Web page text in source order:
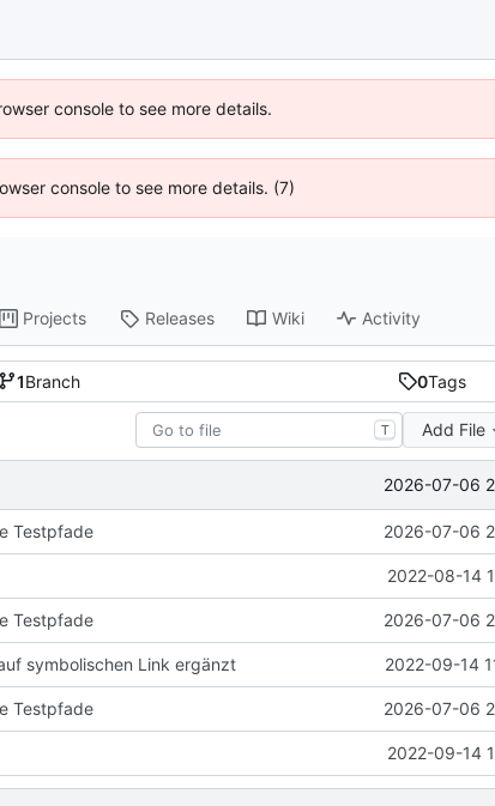
console to see more details.
console to see more details. (7)
Projects Releases Wiki Activity
1Branch 0Tags
T Add File
2026-07-06
Testpfade 2026-07-06
2022-08-14
Testpfade 2026-07-06
symbolischen Link ergänzt 2022-09-14
Testpfade 2026-07-06
2022-09-14